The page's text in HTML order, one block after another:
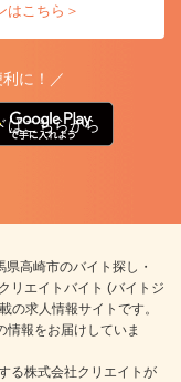
はこちら＞
に！／
はこちらから
高崎市のバイト探し・
リエイトバイト (バイトジ
の求人情報サイトです。
情報をお届けしていま
る株式会社クリエイトが